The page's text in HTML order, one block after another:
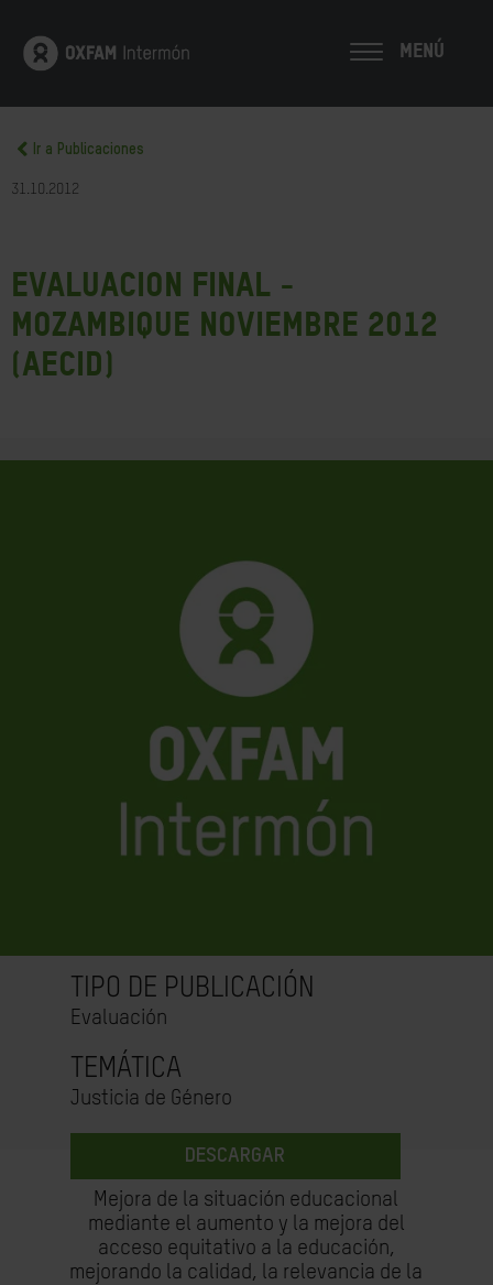
MENÚ
Ir a Publicaciones
31.10.2012
Evaluacion final -
Mozambique Noviembre 2012
(AECID)
TIPO DE PUBLICACIÓN
Evaluación
TEMÁTICA
Justicia de Género
DESCARGAR
Mejora de la situación educacional
mediante el aumento y la mejora del
acceso equitativo a la educación,
mejorando la calidad, la relevancia de la